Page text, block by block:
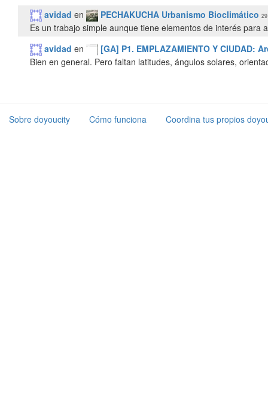
avidad en PECHAKUCHA Urbanismo Bioclimático
Es un trabajo simple aunque tiene elementos de interés para
avidad en
[GA] P1. EMPLAZAMIENTO Y CIUDAD:
Bien en general. Pero faltan latitudes, ángulos solares,
Sobre doyoucity Cómo funciona Coordina tus propios